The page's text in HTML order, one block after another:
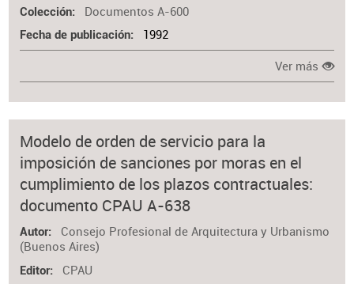
Colección Documentos A-600
Fecha de publicación 1992
Ver más
Modelo de orden de servicio para la
imposición de sanciones por moras en el
cumplimiento de los plazos contractuales:
documento CPAU A-638
Autor
Consejo Profesional de Arquitectura y Urbanismo
(Buenos Aires)
Editor CPAU